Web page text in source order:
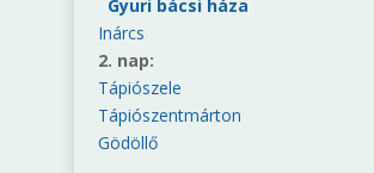
Gyuri bácsi háza
Inárcs
2. nap:
Tápiószele
Tápiószentmárton
Gödöllő